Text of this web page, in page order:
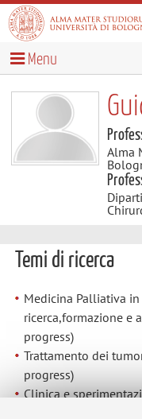
Menu
Alma
Temi di ricerca
Medicina Palliativa
ricerca,formazione e
progress)
Trattamento dei
progress)
Clinica e